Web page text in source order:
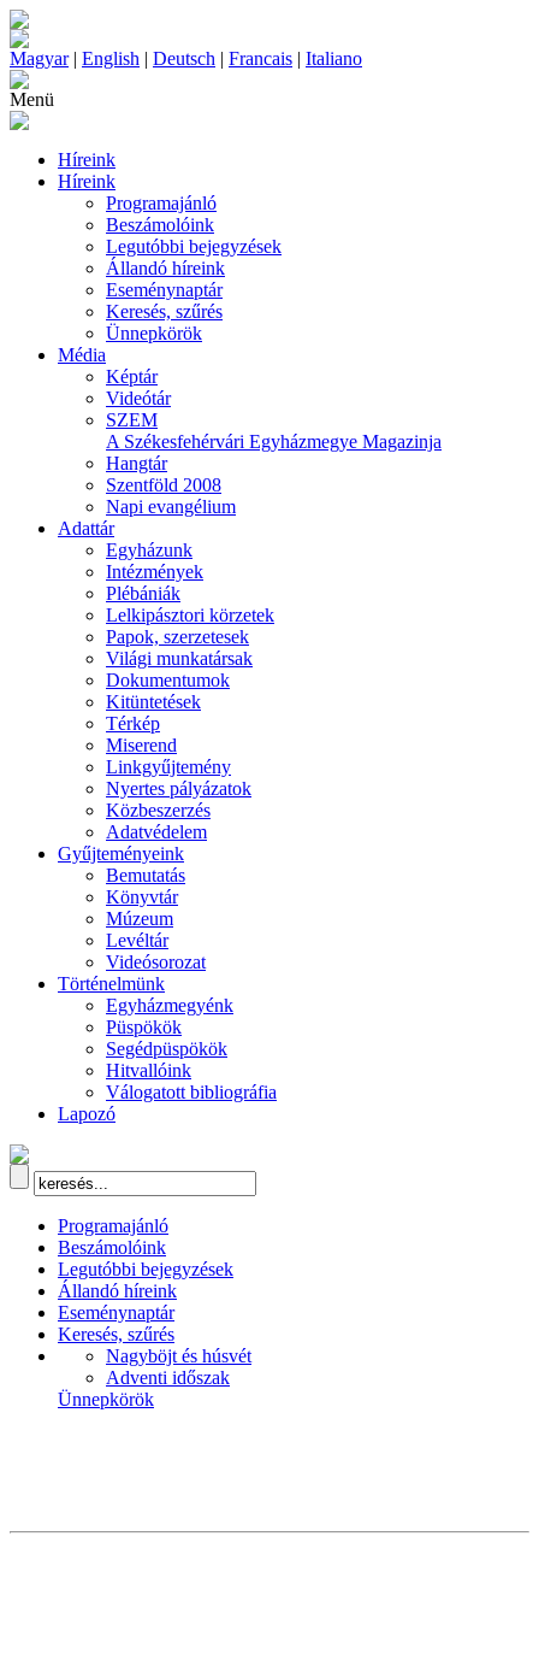
Magyar| English | Deutsch | Francais | Italiano
Menü
Híreink
Híreink
Programajánló
Beszámolóink
Legutóbbi bejegyzések
Állandó híreink
Eseménynaptár
Keresés, szűrés
Ünnepkörök
Média
Képtár
Videótár
SZEM
A Székesfehérvári Egyházmegye Magazinja
Hangtár
Szentföld 2008
Napi evangélium
Adattár
Egyházunk
Intézmények
Plébániák
Lelkipásztori körzetek
Papok, szerzetesek
Világi munkatársak
Dokumentumok
Kitüntetések
Térkép
Miserend
Linkgyűjtemény
Nyertes pályázatok
Közbeszerzés
Adatvédelem
Gyűjteményeink
Bemutatás
Könyvtár
Múzeum
Levéltár
Videósorozat
Történelmünk
Egyházmegyénk
Püspökök
Segédpüspökök
Hitvallóink
Válogatott bibliográfia
Lapozó
Programajánló
Beszámolóink
Legutóbbi bejegyzések
Állandó híreink
Eseménynaptár
Keresés, szűrés
Nagyböjt és húsvét
Adventi időszak
Ünnepkörök